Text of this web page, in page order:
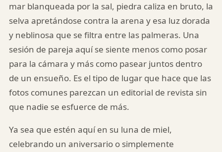
mar blanqueada por la sal, piedra caliza en bruto, la
selva apretándose contra la arena y esa luz dorada
y neblinosa que se filtra entre las palmeras. Una
sesión de pareja aquí se siente menos como posar
para la cámara y más como pasear juntos dentro
de un ensueño. Es el tipo de lugar que hace que las
fotos comunes parezcan un editorial de revista sin
que nadie se esfuerce de más.
Ya sea que estén aquí en su luna de miel,
celebrando un aniversario o simplemente